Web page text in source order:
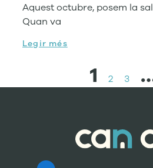
Aquest octubre, posem la
Quan va
Legir més
1 2 3